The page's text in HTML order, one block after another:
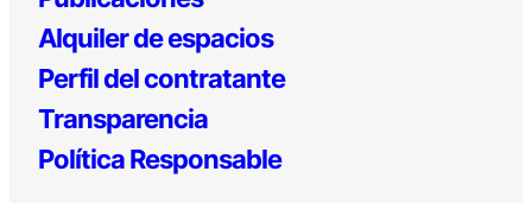
Alquiler de espacios
Perfil del contratante
Transparencia
Política Responsable